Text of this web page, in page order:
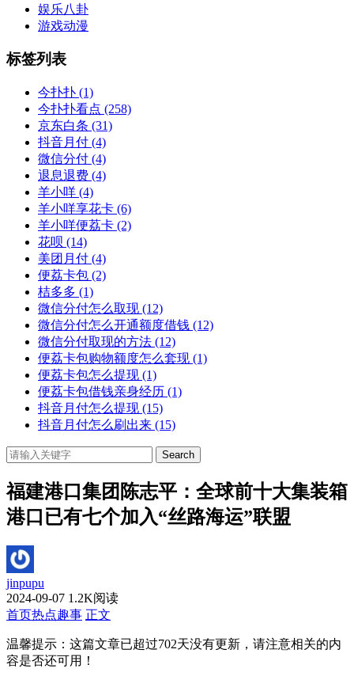
娱乐八卦
游戏动漫
标签列表
今扑扑 (1)
今扑扑看点 (258)
京东白条 (31)
抖音月付 (4)
微信分付 (4)
退息退费 (4)
羊小咩 (4)
羊小咩享花卡 (6)
羊小咩便荔卡 (2)
花呗 (14)
美团月付 (4)
便荔卡包 (2)
桔多多 (1)
微信分付怎么取现 (12)
微信分付怎么开通额度借钱 (12)
微信分付取现的方法 (12)
便荔卡包购物额度怎么套现 (1)
便荔卡包怎么提现 (1)
便荔卡包借钱亲身经历 (1)
抖音月付怎么提现 (15)
抖音月付怎么刷出来 (15)
Search
福建港口集团陈志平：全球前十大集装箱
港口已有七个加入“丝路海运”联盟
jinpupu
2024-09-07 1.2K阅读
首页热点趣事 正文
温馨提示：这篇文章已超过702天没有更新，请注意相关的内
容是否还可用！